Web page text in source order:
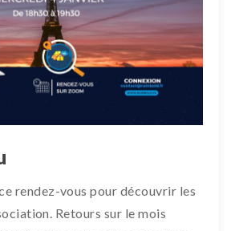
rendez-vous pour découvrir les
Retours sur le mois